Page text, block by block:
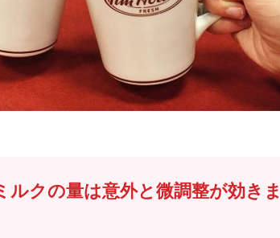
ルクの量は意外と微調整が効きま